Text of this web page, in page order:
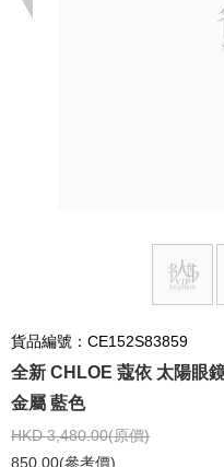
貨品編號：CE152S83859
全新 CHLOE 蔻依 太陽眼
金屬 藍色
HKD 3,480.00(原價)
850.00(參考價)